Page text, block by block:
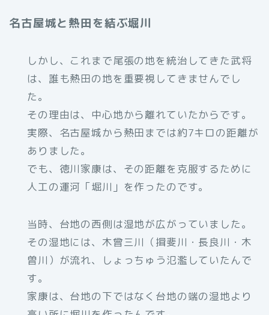
名古屋城と熱田を結ぶ堀川
しかし、これまで尾張の地を統治してきた武将
は、誰も熱田の地を重要視してきませんでし
た。
その理由は、中心地から離れていたからです。
実際、名古屋城から熱田までは約7キロの距離が
ありました。
でも、徳川家康は、その距離を克服するために
人工の運河「堀川」を作ったのです。
当時、台地の西側は湿地が広がっていました。
その湿地には、木曾三川（揖斐川・長良川・木
曽川）が流れ、しょっちゅう氾濫していたんで
す。
家康は、台地の下ではなく台地の端の湿地より